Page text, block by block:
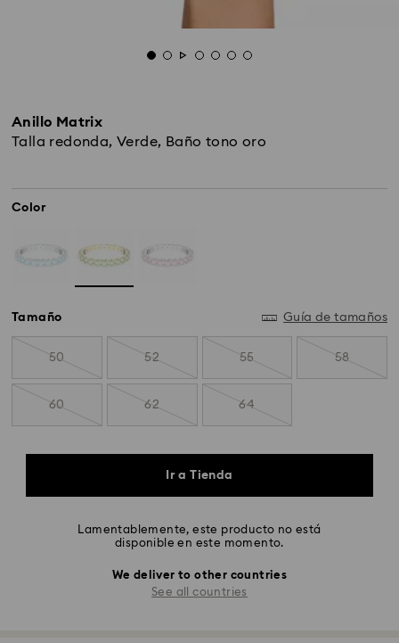
Anillo Matrix
Talla redonda, Verde, Baño tono oro
Color
Tamaño Guía de tamaños
50 52 55 58
60 62 64
Ir a Tienda
Lamentablemente, este producto no está
disponible en este momento.
We deliver to other countries
See all countries